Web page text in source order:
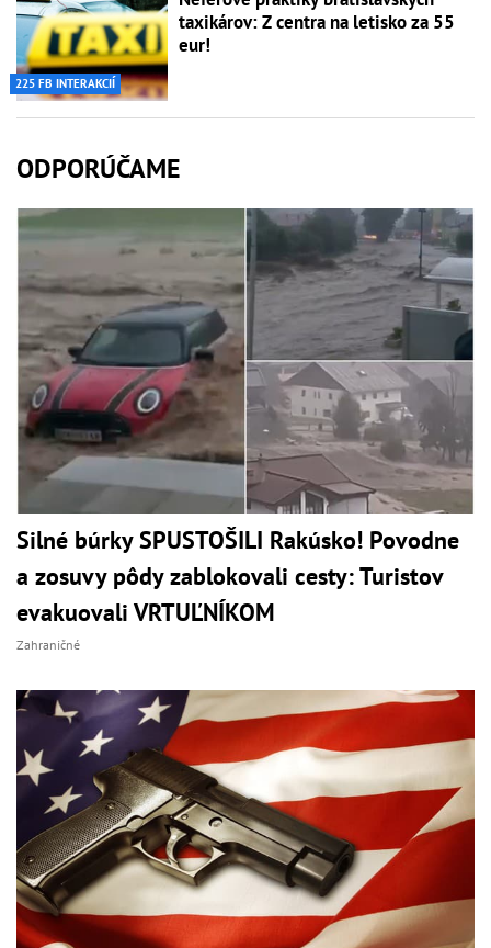
225 FB INTERAKCIÍ
taxikárov: Z centra na letisko za 55
eur!
ODPORÚČAME
Silné búrky SPUSTOŠILI Rakúsko! Povodne
a zosuvy pôdy zablokovali cesty: Turistov
evakuovali VRTUĽNÍKOM
Zahraničné